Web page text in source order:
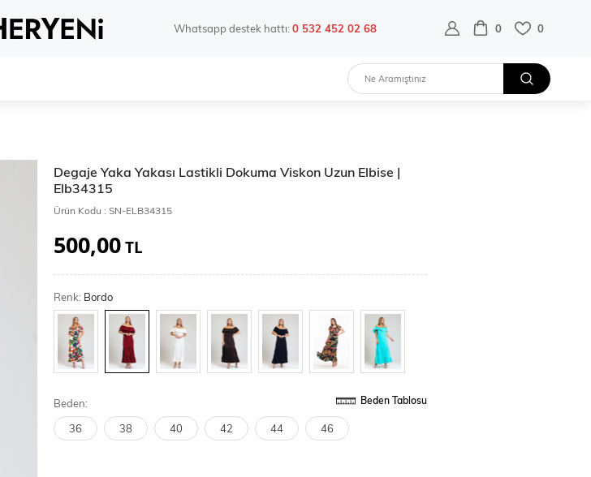
Whatsapp destek hattı:0 532 452 02 68 0 0
Degaje Yaka Yakası Lastikli Dokuma Viskon Uzun Elbise |
Elb34315
Ürün Kodu : SN-ELB34315
500,00TL
Renk: Bordo
Beden: Beden Tablosu
36 38 40 42 44 46